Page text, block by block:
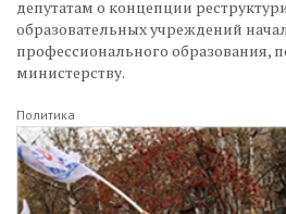
депутатам о концепции
образовательных учреждений
профессионального образования,
министерству.
Политика